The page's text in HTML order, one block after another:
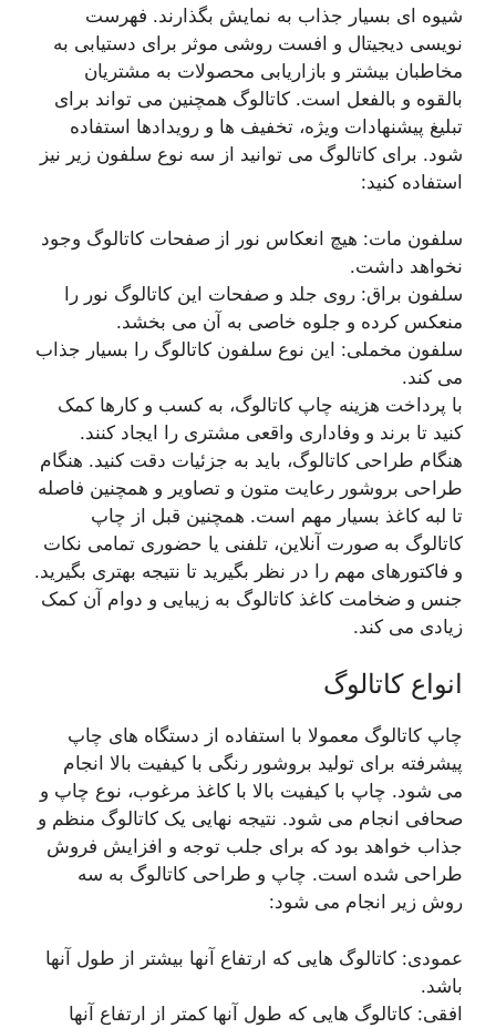
شیوه ای بسیار جذاب به نمایش بگذارند. فهرست
نویسی دیجیتال و افست روشی موثر برای دستیابی به
مخاطبان بیشتر و بازاریابی محصولات به مشتریان
بالقوه و بالفعل است. کاتالوگ همچنین می تواند برای
تبلیغ پیشنهادات ویژه، تخفیف ها و رویدادها استفاده
شود. برای کاتالوگ می توانید از سه نوع سلفون زیر نیز
استفاده کنید:
سلفون مات: هیچ انعکاس نور از صفحات کاتالوگ وجود
نخواهد داشت.
سلفون براق: روی جلد و صفحات این کاتالوگ نور را
منعکس کرده و جلوه خاصی به آن می بخشد.
سلفون مخملی: این نوع سلفون کاتالوگ را بسیار جذاب
می کند.
با پرداخت هزینه چاپ کاتالوگ، به کسب و کارها کمک
کنید تا برند و وفاداری واقعی مشتری را ایجاد کنند.
هنگام طراحی کاتالوگ، باید به جزئیات دقت کنید. هنگام
طراحی بروشور رعایت متون و تصاویر و همچنین فاصله
تا لبه کاغذ بسیار مهم است. همچنین قبل از چاپ
کاتالوگ به صورت آنلاین، تلفنی یا حضوری تمامی نکات
و فاکتورهای مهم را در نظر بگیرید تا نتیجه بهتری بگیرید.
جنس و ضخامت کاغذ کاتالوگ به زیبایی و دوام آن کمک
زیادی می کند.
انواع کاتالوگ
چاپ کاتالوگ معمولا با استفاده از دستگاه های چاپ
پیشرفته برای تولید بروشور رنگی با کیفیت بالا انجام
می شود. چاپ با کیفیت بالا با کاغذ مرغوب، نوع چاپ و
صحافی انجام می شود. نتیجه نهایی یک کاتالوگ منظم و
جذاب خواهد بود که برای جلب توجه و افزایش فروش
طراحی شده است. چاپ و طراحی کاتالوگ به سه
روش زیر انجام می شود:
عمودی: کاتالوگ هایی که ارتفاع آنها بیشتر از طول آنها
باشد.
افقی: کاتالوگ هایی که طول آنها کمتر از ارتفاع آنها